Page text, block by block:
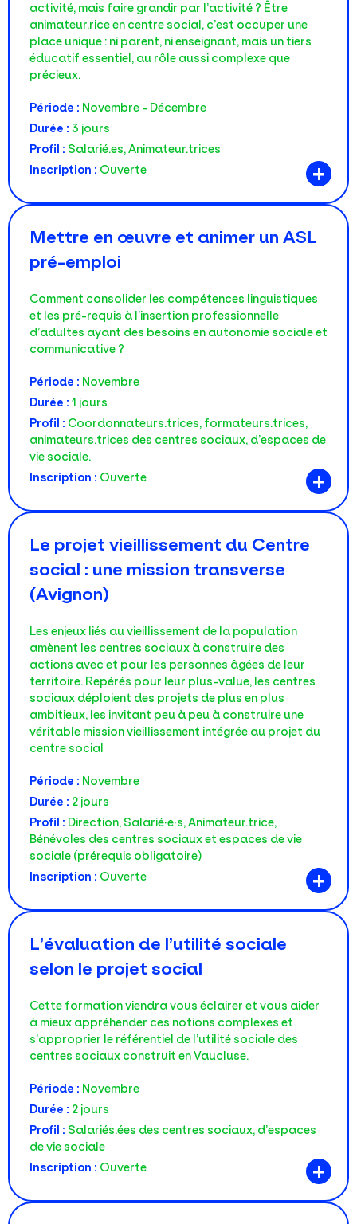
activité, mais faire grandir par l’activité ? Être
animateur.rice en centre social, c’est occuper une
place unique : ni parent, ni enseignant, mais un tiers
éducatif essentiel, au rôle aussi complexe que
précieux.
Période : Novembre - Décembre
Durée : 3 jours
Profil : Salarié.es, Animateur.trices
Inscription : Ouverte +
Mettre en œuvre et animer un ASL
pré-emploi
Comment consolider les compétences linguistiques
et les pré-requis à l’insertion professionnelle
d’adultes ayant des besoins en autonomie sociale et
communicative ?
Période : Novembre
Durée : 1 jours
Profil : Coordonnateurs.trices, formateurs.trices,
animateurs.trices des centres sociaux, d’espaces de
vie sociale.
Inscription : Ouverte +
Le projet vieillissement du Centre
social : une mission transverse
(Avignon)
Les enjeux liés au vieillissement de la population
amènent les centres sociaux à construire des
actions avec et pour les personnes âgées de leur
territoire. Repérés pour leur plus-value, les centres
sociaux déploient des projets de plus en plus
ambitieux, les invitant peu à peu à construire une
véritable mission vieillissement intégrée au projet du
centre social
Période : Novembre
Durée : 2 jours
Profil : Direction, Salarié·e·s, Animateur.trice,
Bénévoles des centres sociaux et espaces de vie
sociale (prérequis obligatoire)
Inscription : Ouverte +
L’évaluation de l’utilité sociale
selon le projet social
Cette formation viendra vous éclairer et vous aider
à mieux appréhender ces notions complexes et
s’approprier le référentiel de l’utilité sociale des
centres sociaux construit en Vaucluse.
Période : Novembre
Durée : 2 jours
Profil : Salariés.ées des centres sociaux, d’espaces
de vie sociale
Inscription : Ouverte +